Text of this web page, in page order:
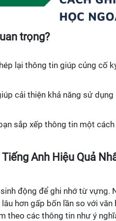
trọng?
lại thông tin giúp củng cố
cải thiện khả năng sử
sắp xếp thông tin một
Anh Hiệu Quả
động để ghi nhớ từ vựng.
hơn gấp bốn lần so với
theo các thông tin như ý